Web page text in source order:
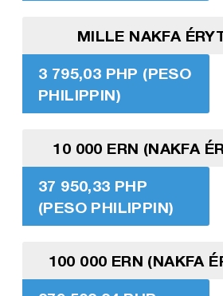
MILLE NAKFA
3 795,03 PHP (PESO
PHILIPPIN)
10 000 ERN (NAKFA
37 950,33 PHP
(PESO PHILIPPIN)
100 000 ERN (NAKFA